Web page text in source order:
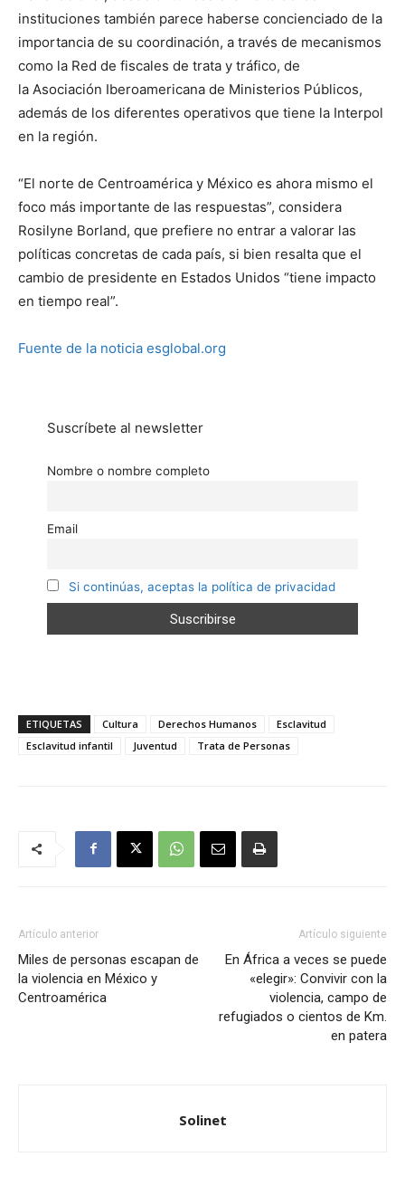
instituciones también parece haberse concienciado de la
importancia de su coordinación, a través de mecanismos
como la Red de fiscales de trata y tráfico, de
la Asociación Iberoamericana de Ministerios Públicos,
además de los diferentes operativos que tiene la Interpol
en la región.
“El norte de Centroamérica y México es ahora mismo el
foco más importante de las respuestas”, considera
Rosilyne Borland, que prefiere no entrar a valorar las
políticas concretas de cada país, si bien resalta que el
cambio de presidente en Estados Unidos “tiene impacto
en tiempo real”.
Fuente de la noticia esglobal.org
Suscríbete al newsletter
Nombre o nombre completo
Email
Si continúas, aceptas la política de privacidad
ETIQUETAS Cultura Derechos Humanos
Esclavitud
Esclavitud infantil
Juventud Trata de Personas
Artículo anterior
Miles de personas escapan de
la violencia en México y
Centroamérica
Artículo siguiente
En África a veces se puede
«elegir»: Convivir con la
violencia, campo de
refugiados o cientos de Km.
en patera
Solinet